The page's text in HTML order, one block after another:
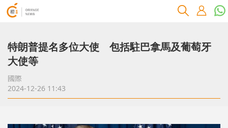
特朗普提名多位大使 包括駐巴拿馬及葡萄牙
大使等
國際
2024-12-26 11:43